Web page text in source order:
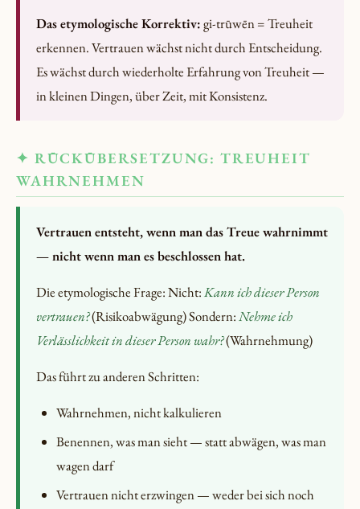
Das etymologische Korrektiv:gi-trūwēn = Treuheit
erkennen. Vertrauen wächst nicht durch Entscheidung.
Es wächst durch wiederholte Erfahrung von Treuheit —
in kleinen Dingen, über Zeit, mit Konsistenz.
✦ RÜCKÜBERSETZUNG: TREUHEIT
WAHRNEHMEN
Vertrauen entsteht, wenn man das Treue wahrnimmt
— nicht wenn man es beschlossen hat.
Die etymologische Frage: Nicht:Kann ich dieser Person
vertrauen?(Risikoabwägung) Sondern:Nehme ich
Verlässlichkeit in dieser Person wahr?(Wahrnehmung)
Das führt zu anderen Schritten:
Wahrnehmen, nicht kalkulieren
Benennen, was man sieht — statt abwägen, was man
wagen darf
Vertrauen nicht erzwingen — weder bei sich noch